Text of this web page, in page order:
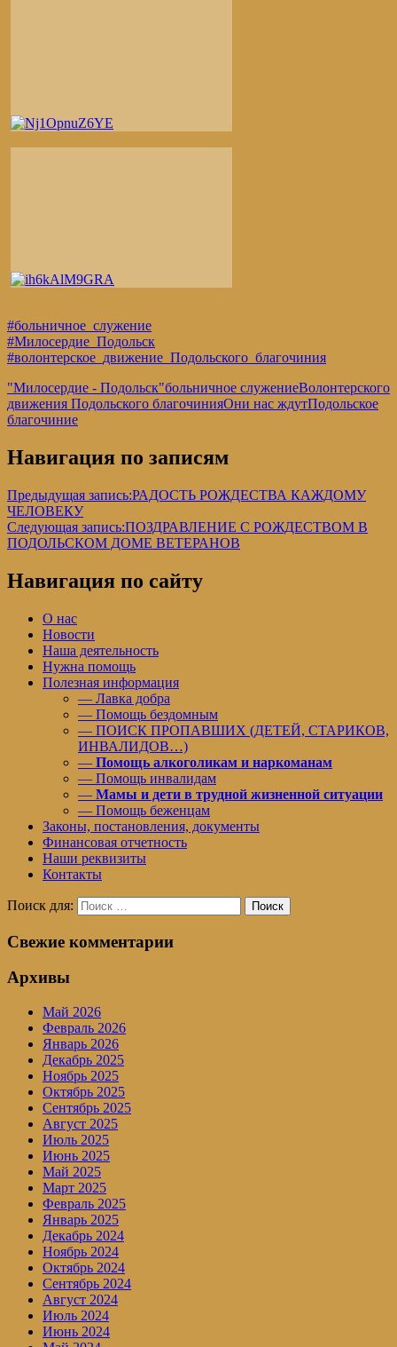
#больничное_служение
#Милосердие_Подольск
#волонтерское_движение_Подольского_благочиния
"Милосердие - Подольск"больничное служениеВолонтерского
движения Подольского благочинияОни нас ждутПодольское
благочиние
Навигация по записям
Предыдущая запись:РАДОСТЬ РОЖДЕСТВА КАЖДОМУ
ЧЕЛОВЕКУ
Следующая запись:ПОЗДРАВЛЕНИЕ С РОЖДЕСТВОМ В
ПОДОЛЬСКОМ ДОМЕ ВЕТЕРАНОВ
Навигация по сайту
О нас
Новости
Наша деятельность
Нужна помощь
Полезная информация
— Лавка добра
— Помощь бездомным
— ПОИСК ПРОПАВШИХ (ДЕТЕЙ, СТАРИКОВ,
ИНВАЛИДОВ…)
— Помощь алкоголикам и наркоманам
— Помощь инвалидам
— Мамы и дети в трудной жизненной ситуации
— Помощь беженцам
Законы, постановления, документы
Финансовая отчетность
Наши реквизиты
Контакты
Поиск для: Поиск
Свежие комментарии
Архивы
Май 2026
Февраль 2026
Январь 2026
Декабрь 2025
Ноябрь 2025
Октябрь 2025
Сентябрь 2025
Август 2025
Июль 2025
Июнь 2025
Май 2025
Март 2025
Февраль 2025
Январь 2025
Декабрь 2024
Ноябрь 2024
Октябрь 2024
Сентябрь 2024
Август 2024
Июль 2024
Июнь 2024